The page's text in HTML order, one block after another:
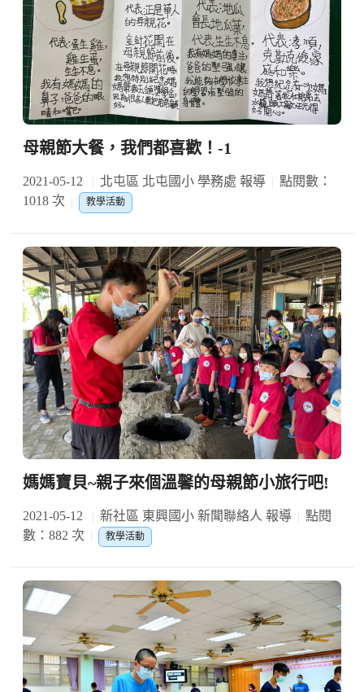
母親節大餐，我們都喜歡！-1
2021-05-12 北屯區 北屯國小 學務處 報導
點閱數：
1018 次
教學活動
媽媽寶貝~親子來個溫馨的母親節小旅行吧!
2021-05-12 新社區 東興國小 新聞聯絡人 報導
點閱
數：882 次
教學活動